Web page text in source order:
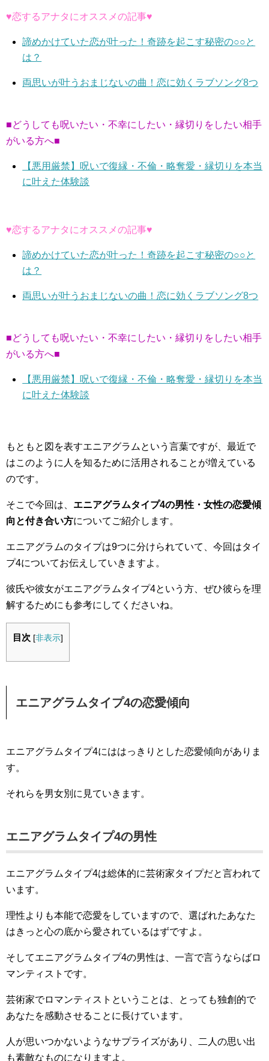
♥恋するアナタにオススメの記事♥
諦めかけていた恋が叶った！奇跡を起こす秘密の○○と
は？
両思いが叶うおまじないの曲！恋に効くラブソング8つ
■どうしても呪いたい・不幸にしたい・縁切りをしたい相手
がいる方へ■
【悪用厳禁】呪いで復縁・不倫・略奪愛・縁切りを本当
に叶えた体験談
♥恋するアナタにオススメの記事♥
諦めかけていた恋が叶った！奇跡を起こす秘密の○○と
は？
両思いが叶うおまじないの曲！恋に効くラブソング8つ
■どうしても呪いたい・不幸にしたい・縁切りをしたい相手
がいる方へ■
【悪用厳禁】呪いで復縁・不倫・略奪愛・縁切りを本当
に叶えた体験談
もともと図を表すエニアグラムという言葉ですが、最近で
はこのように人を知るために活用されることが増えている
のです。
そこで今回は、 エニアグラムタイプ4の男性・女性の恋愛傾
向と付き合い方についてご紹介します。
エニアグラムのタイプは9つに分けられていて、今回はタイ
プ4についてお伝えしていきますよ。
彼氏や彼女がエニアグラムタイプ4という方、ぜひ彼らを理
解するためにも参考にしてくださいね。
目次 [非表示]
エニアグラムタイプ4の恋愛傾向
エニアグラムタイプ4にははっきりとした恋愛傾向がありま
す。
それらを男女別に見ていきます。
エニアグラムタイプ4の男性
エニアグラムタイプ4は総体的に芸術家タイプだと言われて
います。
理性よりも本能で恋愛をしていますので、選ばれたあなた
はきっと心の底から愛されているはずですよ。
そしてエニアグラムタイプ4の男性は、一言で言うならばロ
マンティストです。
芸術家でロマンティストということは、とっても独創的で
あなたを感動させることに長けています。
人が思いつかないようなサプライズがあり、二人の思い出
も素敵なものになりますよ。